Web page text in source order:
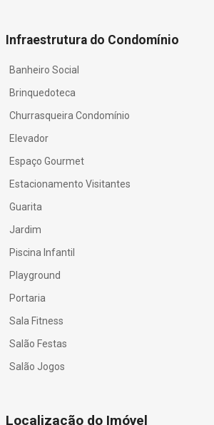
Infraestrutura do Condomínio
Banheiro Social
Brinquedoteca
Churrasqueira Condomínio
Elevador
Espaço Gourmet
Estacionamento Visitantes
Guarita
Jardim
Piscina Infantil
Playground
Portaria
Sala Fitness
Salão Festas
Salão Jogos
Localização do Imóvel